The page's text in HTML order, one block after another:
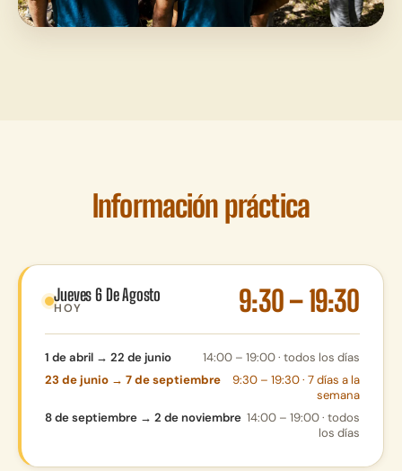
Información práctica
Jueves 6 De Agosto
HOY 9:30 – 19:30
1 de abril → 22 de junio
14:00 – 19:00 · todos los días
23 de junio → 7 de septiembre
9:30 – 19:30 · 7 días a la
semana
8 de septiembre → 2 de noviembre 14:00 – 19:00 · todos
los días